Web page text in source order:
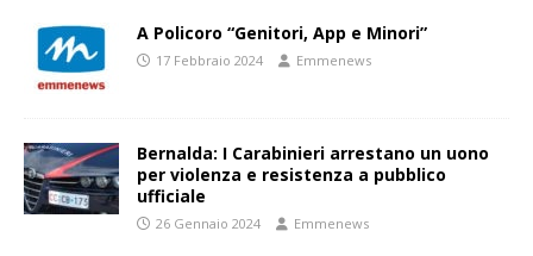
A Policoro “Genitori, App e Minori”
17 Febbraio 2024 Emmenews
Bernalda: I Carabinieri arrestano un uono
per violenza e resistenza a pubblico
ufficiale
26 Gennaio 2024 Emmenews